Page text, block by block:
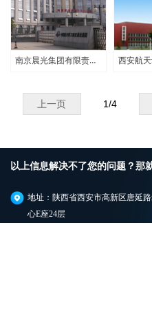
南京晨光集团有限责任公司
上一页 1/4
以上信息解决不了您的问题？那
地址：陕西省西安市高新区唐延
心E座24层